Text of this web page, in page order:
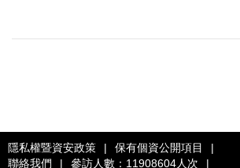
隱私權暨資安政策 | 保有個資公開項目
|
聯絡我們
| 參訪人數：11908604人次
|